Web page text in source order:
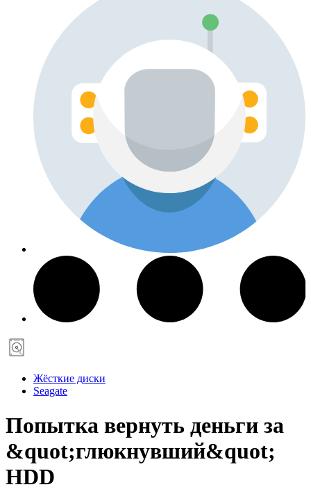
Жёсткие диски
Seagate
Попытка вернуть деньги за
&quot;глюкнувший&quot;
HDD